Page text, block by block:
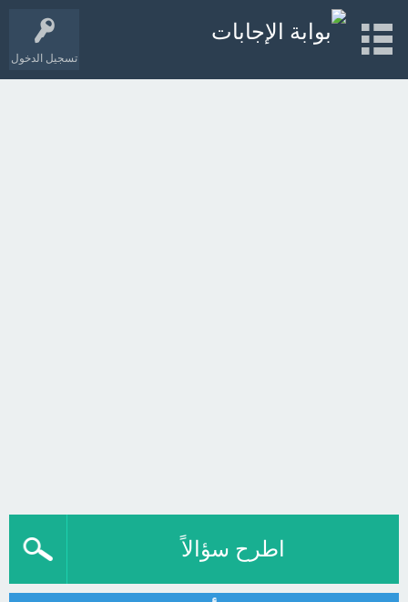
تسجيل الدخول
اطرح سؤالاً